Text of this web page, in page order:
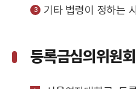
기타 법령이 정하는
등록금심의위원